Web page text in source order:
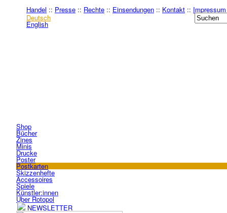
Handel :: Presse :: Rechte :: Einsendungen :: Kontakt :: Impressum
Deutsch
English
Shop
Bücher
Zines
Minis
Drucke
Poster
Postkarten
Skizzenhefte
Accessoires
Spiele
Künstler:innen
Über Rotopol
NEWSLETTER